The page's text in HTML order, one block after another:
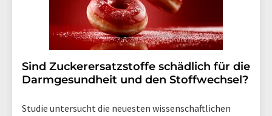
Sind Zuckerersatzstoffe schädlich für die
Darmgesundheit und den Stoffwechsel?
Studie untersucht die neuesten wissenschaftlichen